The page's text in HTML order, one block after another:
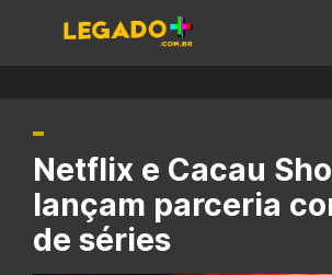
Netflix e Cacau
lançam parceria
de séries